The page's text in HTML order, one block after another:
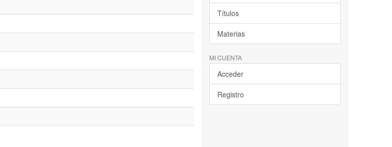
Títulos
Materias
MI CUENTA
Acceder
Registro